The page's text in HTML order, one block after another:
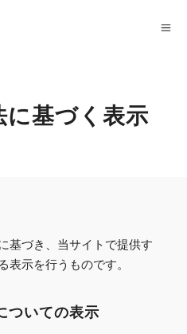
基づく表示
基づき、当サイトで提供す
表示を行うものです。
ついての表示